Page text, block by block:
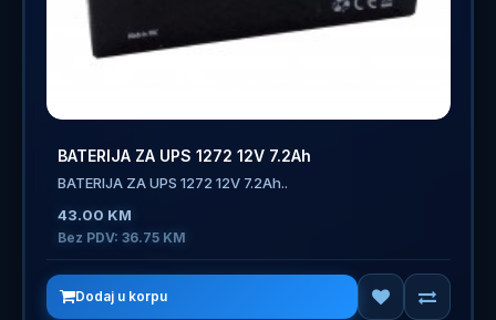
BATERIJA ZA UPS 1272 12V 7.2Ah
BATERIJA ZA UPS 1272 12V 7.2Ah..
43.00 KM
Bez PDV: 36.75 KM
Dodaj u korpu